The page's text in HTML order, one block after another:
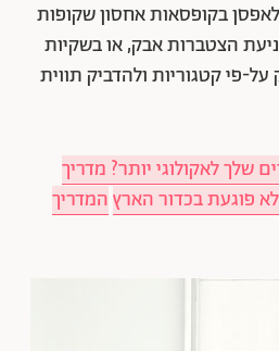
בקופסאות אחסון שקופות
הצטברות אבק, או בשקיות
על-פי קטגוריות ולהדביק תווית
שלך לאקולוגי יותר? מדריך
פוגעת בכדור הארץהמדריך